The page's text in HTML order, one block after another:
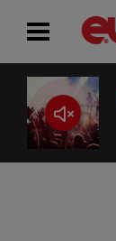
ACASĂ
ȘTIRI